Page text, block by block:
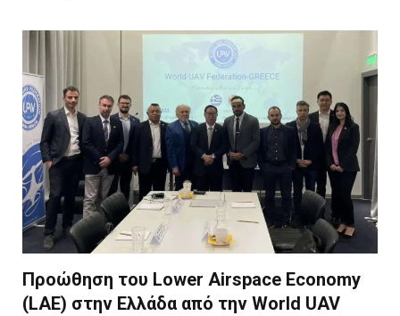
Προώθηση του Lower Airspace Economy
(LAE) στην Ελλάδα από την World UAV